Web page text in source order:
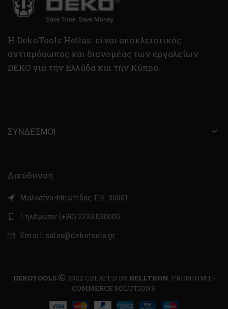
H DekoTools Hellas είναι αποκλειστικός
αντιπρόσωπος και διανομέας των εργαλείων
DEKO για την Ελλάδα και την Κύπρο.
ΣΎΝΔΕΣΜΟΙ
Διεύθυνση
Μαλεσίνα Φθιώτιδας Τ.Κ. 35001
Τηλέφωνο: (+30) 2233 030005
Email: sales@dekotools.gr
DEKOTOOLS 2022 CREATED BY BELLTRON. PREMIUM E-
COMMERCE SOLUTIONS.